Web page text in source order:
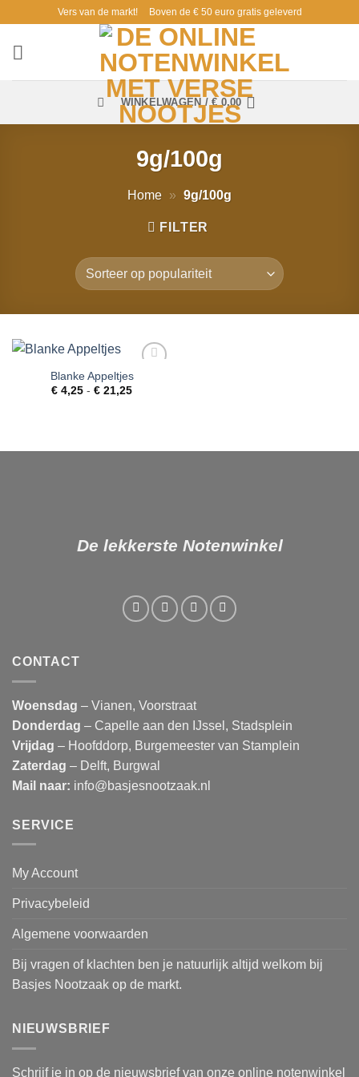
inhoud
Vers van de markt! Boven de € 50 euro gratis geleverd
WINKELWAGEN /€ 0,00
9g/100g
Home » 9g/100g
FILTER
Toevoegen
aan
Blanke Appeltjes
€ 4,25 - € 21,25Prijsklasse:
De lekkerste Notenwinkel
CONTACT
Woensdag – Vianen, Voorstraat
Donderdag – Capelle aan den IJssel, Stadsplein
Vrijdag – Hoofddorp, Burgemeester van Stamplein
Zaterdag – Delft, Burgwal
Mail naar: info@basjesnootzaak.nl
SERVICE
My Account
Privacybeleid
Algemene voorwaarden
Bij vragen of klachten ben je natuurlijk altijd welkom bij
Basjes Nootzaak op de markt.
NIEUWSBRIEF
Schrijf je in op de nieuwsbrief van onze online notenwinkel